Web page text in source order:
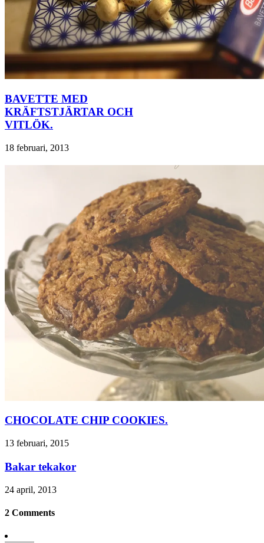
BAVETTE MED
KRÄFTSTJÄRTAR OCH
VITLÖK.
18 februari, 2013
CHOCOLATE CHIP COOKIES.
13 februari, 2015
Bakar tekakor
24 april, 2013
2 Comments